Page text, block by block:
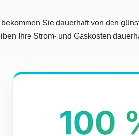
Sie dauerhaft von den
Ihre Strom- und Gaskosten